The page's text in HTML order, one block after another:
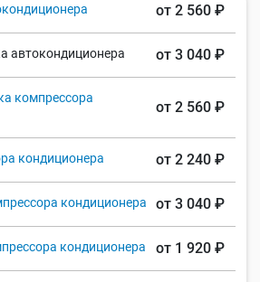
от 2 560 ₽
автокондиционера от 3 040 ₽
компрессора
от 2 560 ₽
кондиционера от 2 240 ₽
кондиционера от 3 040 ₽
кондиционера от 1 920 ₽